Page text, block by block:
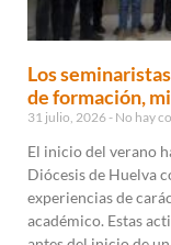
Los
de formación,
31 julio, 2026 No hay
El inicio del verano
Diócesis de Huelva
experiencias de
académico. Estas